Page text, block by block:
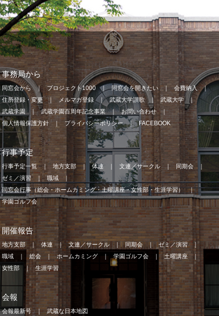
事務局から
同窓会から プロジェクト1000 同窓会を開きたい
会費納入
住所登録・変更
メルマガ登録 武蔵大学讃歌
武蔵大学
武蔵学園
武蔵学園百周年記念事業
お問い合わせ
個人情報保護方針
プライバシーポリシー FACEBOOK
行事予定
行事予定一覧 地方支部 体連 文連／サークル
同期会
ゼミ／演習
職域
同窓会行事（総会・ホームカミング・土曜講座・女性部・生涯学習）
学園ゴルフ会
開催報告
地方支部 体連 文連／サークル 同期会
ゼミ／演習
職域
総会 ホームカミング 学園ゴルフ会
土曜講座
女性部
生涯学習
会報
会報最新号 武蔵な日本地図